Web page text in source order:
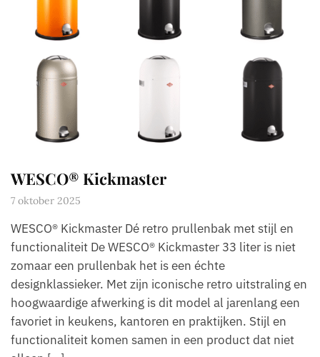
WESCO® Kickmaster
7 oktober 2025
WESCO® Kickmaster Dé retro prullenbak met stijl en
functionaliteit De WESCO® Kickmaster 33 liter is niet
zomaar een prullenbak het is een échte
designklassieker. Met zijn iconische retro uitstraling en
hoogwaardige afwerking is dit model al jarenlang een
favoriet in keukens, kantoren en praktijken. Stijl en
functionaliteit komen samen in een product dat niet